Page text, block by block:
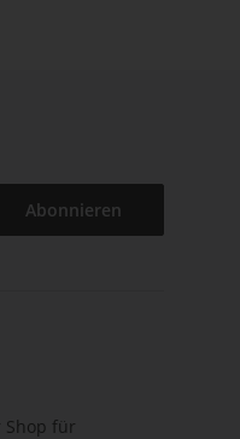
Abonnieren
Shop für